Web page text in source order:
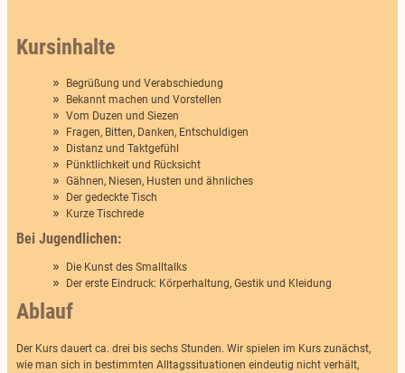
Kursinhalte
Begrüßung und Verabschiedung
Bekannt machen und Vorstellen
Vom Duzen und Siezen
Fragen, Bitten, Danken, Entschuldigen
Distanz und Taktgefühl
Pünktlichkeit und Rücksicht
Gähnen, Niesen, Husten und ähnliches
Der gedeckte Tisch
Kurze Tischrede
Bei Jugendlichen:
Die Kunst des Smalltalks
Der erste Eindruck: Körperhaltung, Gestik und Kleidung
Ablauf
Der Kurs dauert ca. drei bis sechs Stunden. Wir spielen im Kurs zunächst,
wie man sich in bestimmten Alltagssituationen eindeutig nicht verhält,